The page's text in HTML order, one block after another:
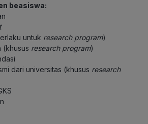
beasiswa:
untuk research program)
(khusus research program)
dari universitas (khusus research